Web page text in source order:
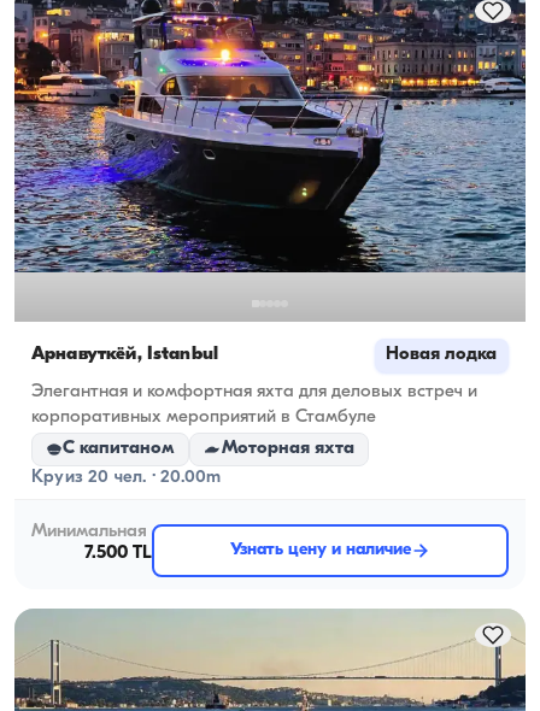
ходовую вместимость.
Арнавуткёй, İstanbul Новая лодка
Элегантная и комфортная яхта для деловых встреч и
корпоративных мероприятий в Стамбуле
С капитаном
Моторная яхта
Круиз 20 чел. · 20.00m
Минимальная
7.500 TL
Узнать цену и наличие